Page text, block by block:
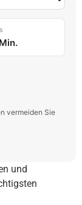
vermeiden Sie
und